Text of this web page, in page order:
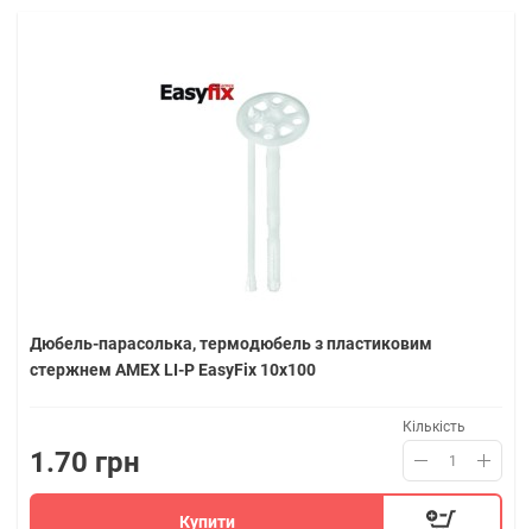
Дюбель-парасолька, термодюбель з пластиковим
стержнем AMEX LI-P EasyFix 10х100
1.70 грн
Кількість
Купити